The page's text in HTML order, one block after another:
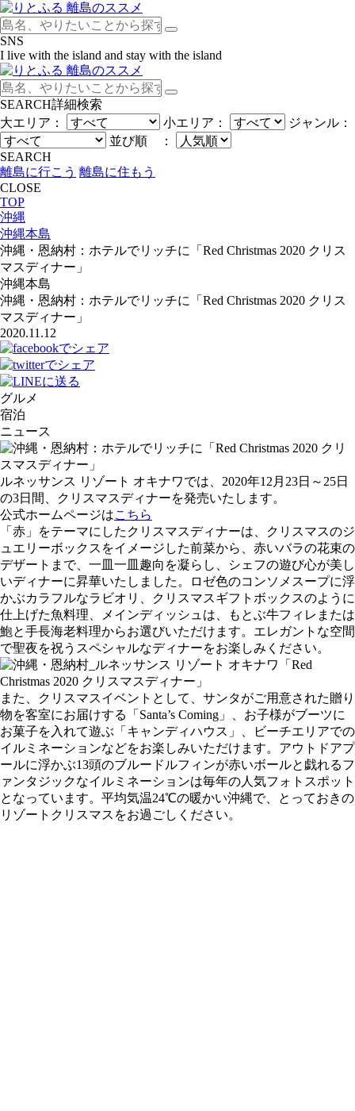
SNS
I live with the island and stay with the island
SEARCH詳細検索
大エリア：
小エリア：
ジャンル：
並び順 ：
SEARCH
離島に行こう 離島に住もう
CLOSE
TOP
沖縄
沖縄本島
沖縄・恩納村：ホテルでリッチに「Red Christmas 2020 クリス
マスディナー」
沖縄本島
沖縄・恩納村：ホテルでリッチに「Red Christmas 2020 クリス
マスディナー」
2020.11.12
グルメ
宿泊
ニュース
ルネッサンス リゾート オキナワでは、2020年12月23日～25日
の3日間、クリスマスディナーを発売いたします。
公式ホームページはこちら
「赤」をテーマにしたクリスマスディナーは、クリスマスのジ
ュエリーボックスをイメージした前菜から、赤いバラの花束の
デザートまで、一皿一皿趣向を凝らし、シェフの遊び心が美し
いディナーに昇華いたしました。ロゼ色のコンソメスープに浮
かぶカラフルなラビオリ、クリスマスギフトボックスのように
仕上げた魚料理、メインディッシュは、もとぶ牛フィレまたは
鮑と手長海老料理からお選びいただけます。エレガントな空間
で聖夜を祝うスペシャルなディナーをお楽しみください。
また、クリスマスイベントとして、サンタがご用意された贈り
物を客室にお届けする「Santa’s Coming」、お子様がブーツに
お菓子を入れて遊ぶ「キャンディハウス」、ビーチエリアでの
イルミネーションなどをお楽しみいただけます。アウトドアプ
ールに浮かぶ13頭のブルードルフィンが赤いボールと戯れるフ
ァンタジックなイルミネーションは毎年の人気フォトスポット
となっています。平均気温24℃の暖かい沖縄で、とっておきの
リゾートクリスマスをお過ごしください。